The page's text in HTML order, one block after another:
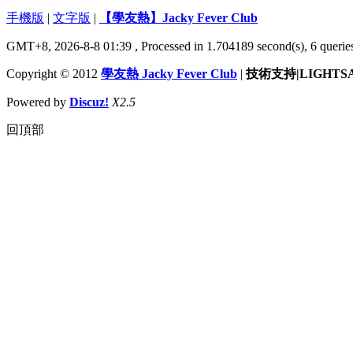
手機版 | 文字版 | 【學友熱】Jacky Fever Club
GMT+8, 2026-8-8 01:39 , Processed in 1.704189 second(s), 6
Copyright © 2012 學友熱 Jacky Fever Club | 技術支持
Powered by Discuz! X2.5
回頂部